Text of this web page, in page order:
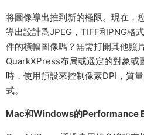
将圖像導出推到新的極限。現在，
導出設計爲JPEG，TIFF和PNG格
件的橫幅圖像嗎？無需打開其他照
QuarkXPress布局或選定的對象或
時，使用預設來控制像素DPI，質
式。
Mac和Windows的Performance